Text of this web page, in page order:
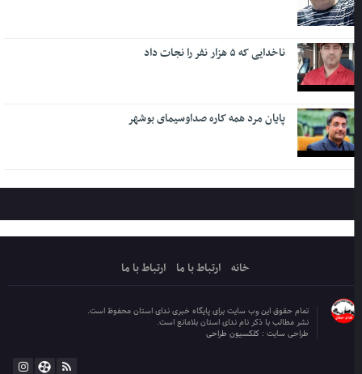
ناخدایی که ۵ هزار نفر را نجات داد
پایان مرد همه کاره صداوسیمای بوشهر
خانه ارتباط با ما ارتباط با ما
تمام حقوق این وب سایت برای پایگاه خبری ندای استان محفوظ است.
نشر مطالب با ذکر نام ندای استان بلامانع است.
طراحی سایت :کلکسیون طراحی